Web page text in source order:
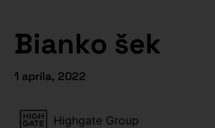
Bianko šek
1 apríla, 2022
Highgate Group